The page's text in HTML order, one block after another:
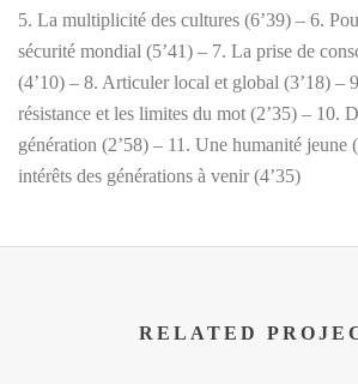
5. La multiplicité des cultures (6’39) – 6.
sécurité mondial (5’41) – 7. La prise de
(4’10) – 8. Articuler local et global (3’18) –
résistance et les limites du mot (2’35) – 10.
génération (2’58) – 11. Une humanité jeune
intérêts des générations à venir (4’35)
RELATED